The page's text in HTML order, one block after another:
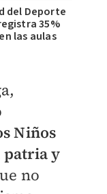
del Deporte
35%
las aulas
Niños
patria y
no